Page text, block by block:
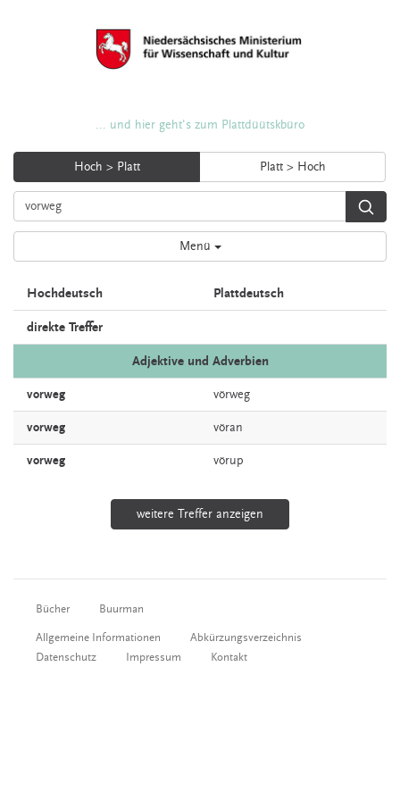
... und hier geht's zum Plattdüütskbüro
Hoch > Platt Platt > Hoch
Menü
Hochdeutsch Plattdeutsch
direkte Treffer
Adjektive und Adverbien
vorweg vörweg
vorweg vöran
vorweg vörup
weitere Treffer anzeigen
Bücher Buurman
Allgemeine Informationen
Abkürzungsverzeichnis
Datenschutz
Impressum Kontakt